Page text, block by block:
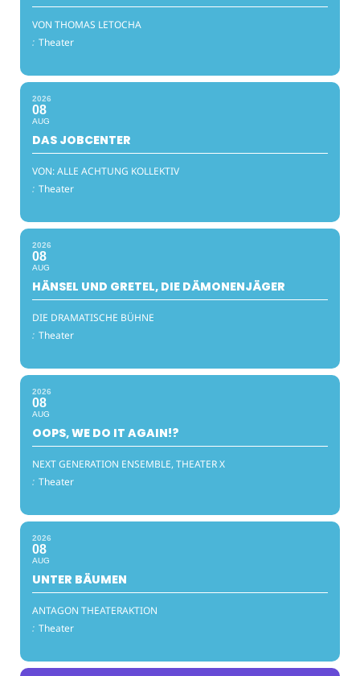
VON THOMAS LETOCHA
: Theater
2026
08
AUG
DAS JOBCENTER
VON: ALLE ACHTUNG KOLLEKTIV
: Theater
2026
08
AUG
HÄNSEL UND GRETEL, DIE DÄMONENJÄGER
DIE DRAMATISCHE BÜHNE
: Theater
2026
08
AUG
OOPS, WE DO IT AGAIN!?
NEXT GENERATION ENSEMBLE, THEATER X
: Theater
2026
08
AUG
UNTER BÄUMEN
ANTAGON THEATERAKTION
: Theater